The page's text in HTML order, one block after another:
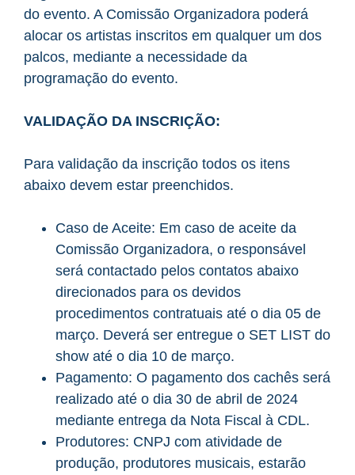
do evento. A Comissão Organizadora poderá
alocar os artistas inscritos em qualquer um dos
palcos, mediante a necessidade da
programação do evento.
VALIDAÇÃO DA INSCRIÇÃO:
Para validação da inscrição todos os itens
abaixo devem estar preenchidos.
Caso de Aceite: Em caso de aceite da
Comissão Organizadora, o responsável
será contactado pelos contatos abaixo
direcionados para os devidos
procedimentos contratuais até o dia 05 de
março. Deverá ser entregue o SET LIST do
show até o dia 10 de março.
Pagamento: O pagamento dos cachês será
realizado até o dia 30 de abril de 2024
mediante entrega da Nota Fiscal à CDL.
Produtores: CNPJ com atividade de
produção, produtores musicais, estarão